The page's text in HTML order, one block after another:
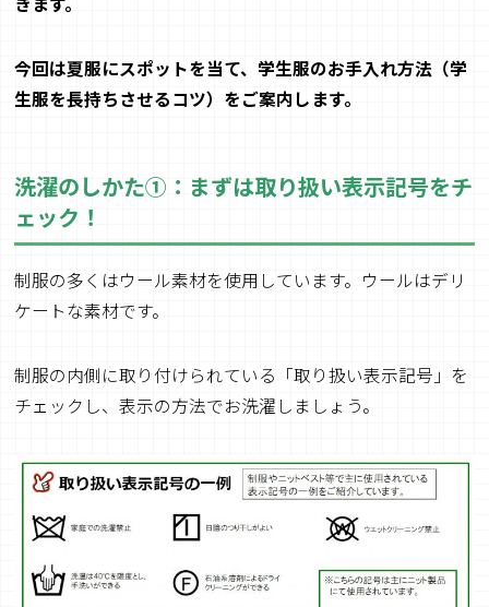
今回は夏服にスポットを当て、学生服のお手入れ方法（学
生服を長持ちさせるコツ）をご案内します。
洗濯のしかた①：まずは取り扱い表示記号をチ
ェック！
制服の多くはウール素材を使用しています。ウールはデリ
ケートな素材です。
制服の内側に取り付けられている「取り扱い表示記号」を
チェックし、表示の方法でお洗濯しましょう。